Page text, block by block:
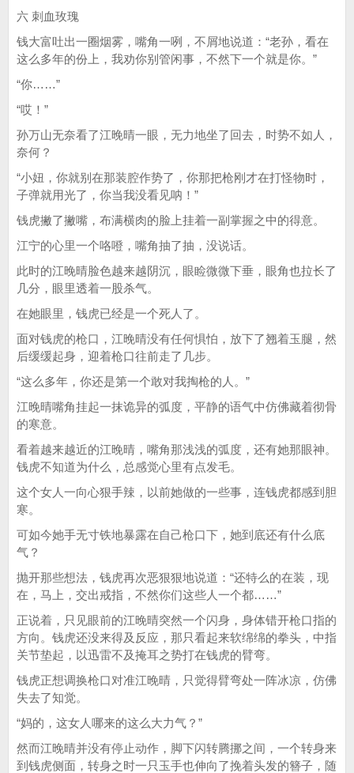
六 刺血玫瑰
钱大富吐出一圈烟雾，嘴角一咧，不屑地说道：“老孙，看在
这么多年的份上，我劝你别管闲事，不然下一个就是你。”
“你……”
“哎！”
孙万山无奈看了江晚晴一眼，无力地坐了回去，时势不如人，
奈何？
“小妞，你就别在那装腔作势了，你那把枪刚才在打怪物时，
子弹就用光了，你当我没看见呐！”
钱虎撇了撇嘴，布满横肉的脸上挂着一副掌握之中的得意。
江宁的心里一个咯噔，嘴角抽了抽，没说话。
此时的江晚晴脸色越来越阴沉，眼睑微微下垂，眼角也拉长了
几分，眼里透着一股杀气。
在她眼里，钱虎已经是一个死人了。
面对钱虎的枪口，江晚晴没有任何惧怕，放下了翘着玉腿，然
后缓缓起身，迎着枪口往前走了几步。
“这么多年，你还是第一个敢对我掏枪的人。”
江晚晴嘴角挂起一抹诡异的弧度，平静的语气中仿佛藏着彻骨
的寒意。
看着越来越近的江晚晴，嘴角那浅浅的弧度，还有她那眼神。
钱虎不知道为什么，总感觉心里有点发毛。
这个女人一向心狠手辣，以前她做的一些事，连钱虎都感到胆
寒。
可如今她手无寸铁地暴露在自己枪口下，她到底还有什么底
气？
抛开那些想法，钱虎再次恶狠狠地说道：“还特么的在装，现
在，马上，交出戒指，不然你们这些人一个都……”
正说着，只见眼前的江晚晴突然一个闪身，身体错开枪口指的
方向。钱虎还没来得及反应，那只看起来软绵绵的拳头，中指
关节垫起，以迅雷不及掩耳之势打在钱虎的臂弯。
钱虎正想调换枪口对准江晚晴，只觉得臂弯处一阵冰凉，仿佛
失去了知觉。
“妈的，这女人哪来的这么大力气？”
然而江晚晴并没有停止动作，脚下闪转腾挪之间，一个转身来
到钱虎侧面，转身之时一只玉手也伸向了挽着头发的簪子，随